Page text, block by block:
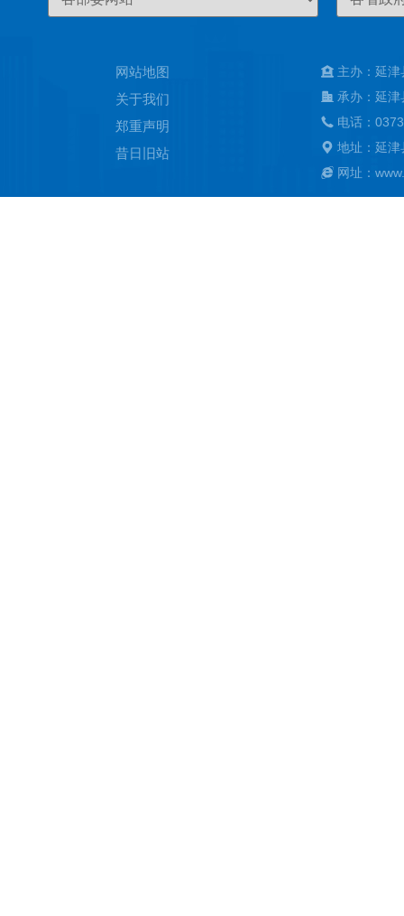
网站地图
关于我们
郑重声明
昔日旧站
主办：延
承办：延
电话：
地址：延
网址：